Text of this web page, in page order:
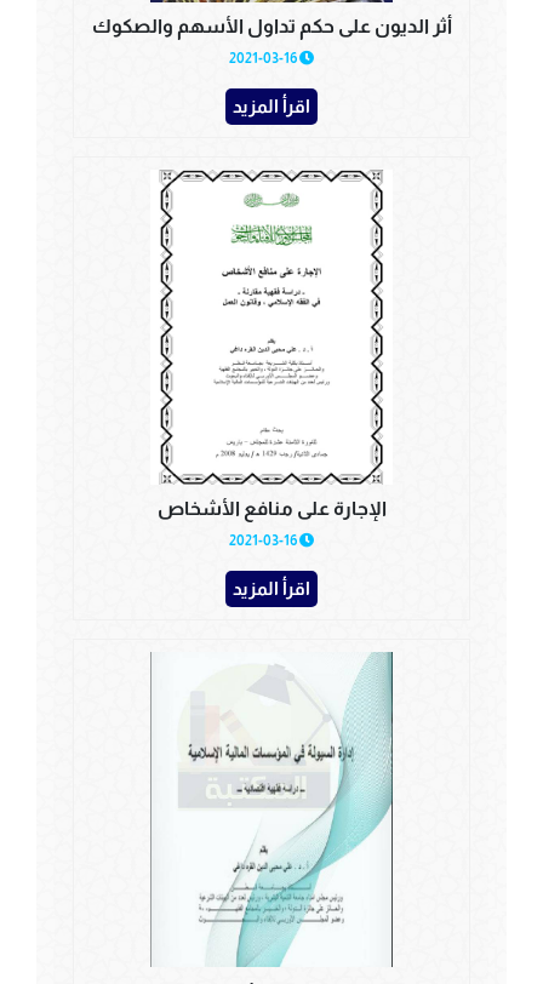
أثر الديون على حكم تداول الأسهم والصكوك
اقرأ المزيد
الإجارة على منافع الأشخاص
اقرأ المزيد